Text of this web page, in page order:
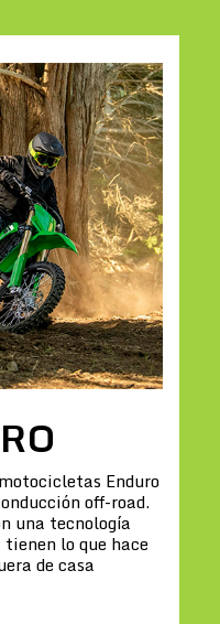
Enduro
off-road.
una tecnología
lo que hace
de casa